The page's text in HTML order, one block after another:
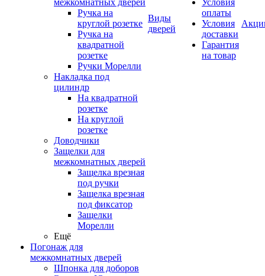
межкомнатных дверей
Ручка на
круглой розетке
Ручка на
квадратной
розетке
Ручки Морелли
Накладка под
цилиндр
На квадратной
розетке
На круглой
розетке
Доводчики
Защелки для
межкомнатных дверей
Защелка врезная
под ручки
Защелка врезная
под фиксатор
Защелки
Морелли
Ещё
Погонаж для
межкомнатных дверей
Шпонка для доборов
Виды
дверей
Условия
оплаты
Условия
доставки
Гарантия
на товар